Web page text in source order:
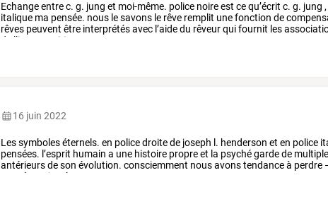
Echangeentrec. g. jung et moi-même. police noireest cequ’écrit c. g. jung ,
italique ma pensée. nous lesavons le rêve remplit unefonction de
rêves peuvent être interprétésavec l’aidedu rêveurquifournit les
de
l’image onirique
16 juin 2022
Lessymboleséternels. en policedroitede joseph l. henderson et en police
pensées. l’esprit humain a une histoire propreet la psychégardede
antérieursdeson évolution. consciemment nousavonstendanceà perdre
le tapis leurs